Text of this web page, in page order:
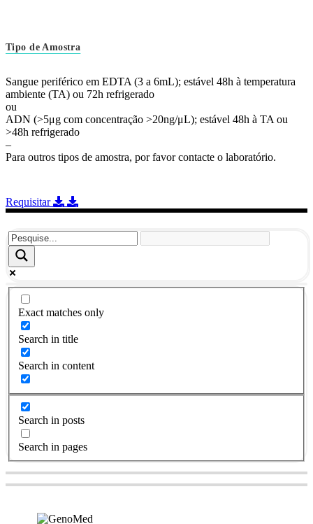
Tipo de Amostra
Sangue periférico em EDTA (3 a 6mL); estável 48h à temperatura
ambiente (TA) ou 72h refrigerado
ou
ADN (>5μg com concentração >20ng/μL); estável 48h à TA ou
>48h refrigerado
–
Para outros tipos de amostra, por favor contacte o laboratório.
Requisitar
Exact matches only
Search in title
Search in content
Search in posts
Search in pages